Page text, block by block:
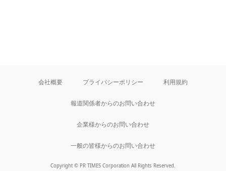
会社概要 プライバシーポリシー 利用規約
報道関係者からのお問い合わせ
企業様からのお問い合わせ
一般の皆様からのお問い合わせ
Copyright © PR TIMES Corporation All Rights Reserved.